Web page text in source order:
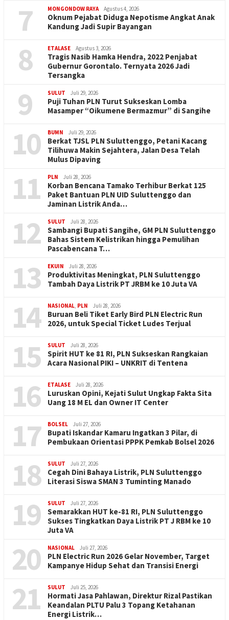
7 MONGONDOW RAYA Agustus 4, 2026
Oknum Pejabat Diduga Nepotisme Angkat Anak
Kandung Jadi Supir Bayangan
8 ETALASE Agustus 3, 2026
Tragis Nasib Hamka Hendra, 2022 Penjabat
Gubernur Gorontalo. Ternyata 2026 Jadi
Tersangka
9 SULUT Juli 29, 2026
Puji Tuhan PLN Turut Sukseskan Lomba
Masamper “Oikumene Bermazmur” di Sangihe
10 BUMN Juli 29, 2026
Berkat TJSL PLN Suluttenggo, Petani Kacang
Tilihuwa Makin Sejahtera, Jalan Desa Telah
Mulus Dipaving
11 PLN Juli 28, 2026
Korban Bencana Tamako Terhibur Berkat 125
Paket Bantuan PLN UID Suluttenggo dan
Jaminan Listrik Anda…
12 SULUT Juli 28, 2026
Sambangi Bupati Sangihe, GM PLN Suluttenggo
Bahas Sistem Kelistrikan hingga Pemulihan
Pascabencana T…
13 EKUIN Juli 28, 2026
Produktivitas Meningkat, PLN Suluttenggo
Tambah Daya Listrik PT JRBM ke 10 Juta VA
14 NASIONAL, PLN Juli 28, 2026
Buruan Beli Tiket Early Bird PLN Electric Run
2026, untuk Special Ticket Ludes Terjual
15 SULUT Juli 28, 2026
Spirit HUT ke 81 RI, PLN Sukseskan Rangkaian
Acara Nasional PIKI – UNKRIT di Tentena
16 ETALASE Juli 28, 2026
Luruskan Opini, Kejati Sulut Ungkap Fakta Sita
Uang 18 M EL dan Owner IT Center
17 BOLSEL Juli 27, 2026
Bupati Iskandar Kamaru Ingatkan 3 Pilar, di
Pembukaan Orientasi PPPK Pemkab Bolsel 2026
18 SULUT Juli 27, 2026
Cegah Dini Bahaya Listrik, PLN Suluttenggo
Literasi Siswa SMAN 3 Tuminting Manado
19 SULUT Juli 27, 2026
Semarakkan HUT ke-81 RI, PLN Suluttenggo
Sukses Tingkatkan Daya Listrik PT J RBM ke 10
Juta VA
20 NASIONAL Juli 27, 2026
PLN Electric Run 2026 Gelar November, Target
Kampanye Hidup Sehat dan Transisi Energi
21 SULUT Juli 25, 2026
Hormati Jasa Pahlawan, Direktur Rizal Pastikan
Keandalan PLTU Palu 3 Topang Ketahanan
Energi Listrik…